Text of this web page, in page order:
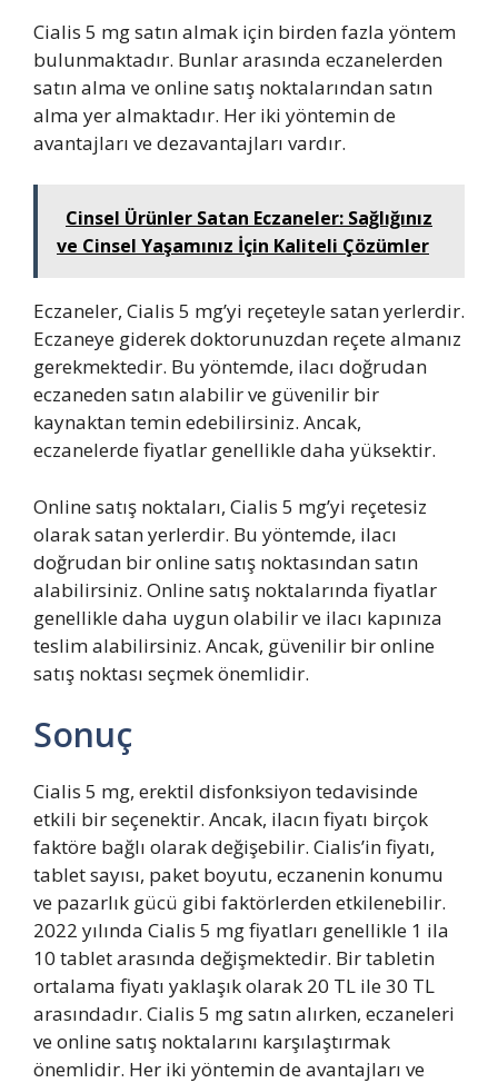
Cialis 5 mg satın almak için birden fazla yöntem
bulunmaktadır. Bunlar arasında eczanelerden
satın alma ve online satış noktalarından satın
alma yer almaktadır. Her iki yöntemin de
avantajları ve dezavantajları vardır.
Cinsel Ürünler Satan Eczaneler: Sağlığınız
ve Cinsel Yaşamınız İçin Kaliteli Çözümler
Eczaneler, Cialis 5 mg’yi reçeteyle satan yerlerdir.
Eczaneye giderek doktorunuzdan reçete almanız
gerekmektedir. Bu yöntemde, ilacı doğrudan
eczaneden satın alabilir ve güvenilir bir
kaynaktan temin edebilirsiniz. Ancak,
eczanelerde fiyatlar genellikle daha yüksektir.
Online satış noktaları, Cialis 5 mg’yi reçetesiz
olarak satan yerlerdir. Bu yöntemde, ilacı
doğrudan bir online satış noktasından satın
alabilirsiniz. Online satış noktalarında fiyatlar
genellikle daha uygun olabilir ve ilacı kapınıza
teslim alabilirsiniz. Ancak, güvenilir bir online
satış noktası seçmek önemlidir.
Sonuç
Cialis 5 mg, erektil disfonksiyon tedavisinde
etkili bir seçenektir. Ancak, ilacın fiyatı birçok
faktöre bağlı olarak değişebilir. Cialis’in fiyatı,
tablet sayısı, paket boyutu, eczanenin konumu
ve pazarlık gücü gibi faktörlerden etkilenebilir.
2022 yılında Cialis 5 mg fiyatları genellikle 1 ila
10 tablet arasında değişmektedir. Bir tabletin
ortalama fiyatı yaklaşık olarak 20 TL ile 30 TL
arasındadır. Cialis 5 mg satın alırken, eczaneleri
ve online satış noktalarını karşılaştırmak
önemlidir. Her iki yöntemin de avantajları ve